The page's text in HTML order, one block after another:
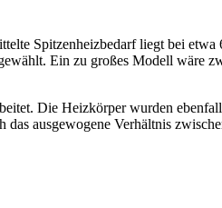
Spitzenheizbedarf liegt bei
Ein zu großes Modell wäre
Die Heizkörper wurden
ausgewogene Verhältnis